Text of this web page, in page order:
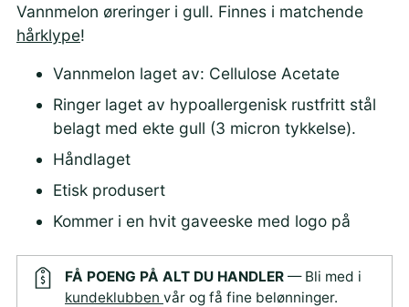
Vannmelon øreringer i gull. Finnes i matchende
hårklype!
Vannmelon laget av: Cellulose Acetate
Ringer laget av hypoallergenisk rustfritt stål
belagt med ekte gull (3 micron tykkelse).
Håndlaget
Etisk produsert
Kommer i en hvit gaveeske med logo på
FÅ POENG PÅ ALT DU HANDLER — Bli med i
kundeklubben vår og få fine belønninger.